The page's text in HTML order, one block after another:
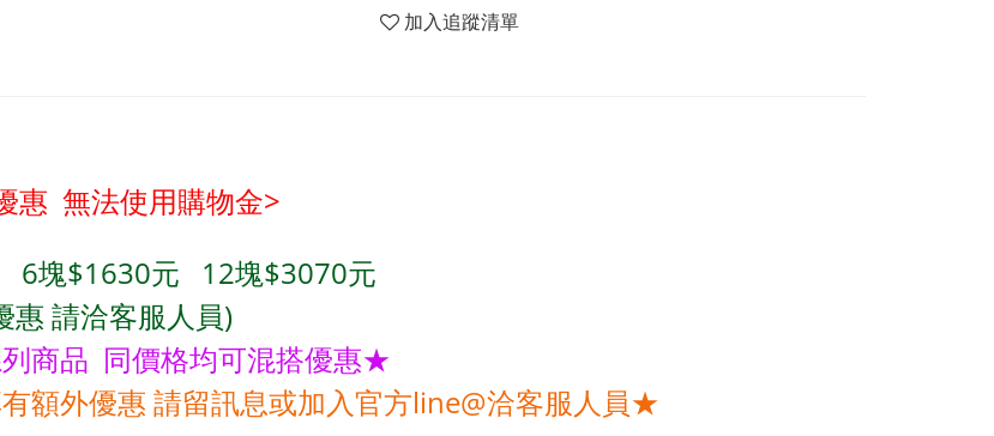
加入追蹤清單
惠 無法使用購物金>
6塊$1630元 12塊$3070元
惠 請洽客服人員)
商品 同價格均可混搭優惠★
額外優惠 請留訊息或加入官方line@洽客服人員★